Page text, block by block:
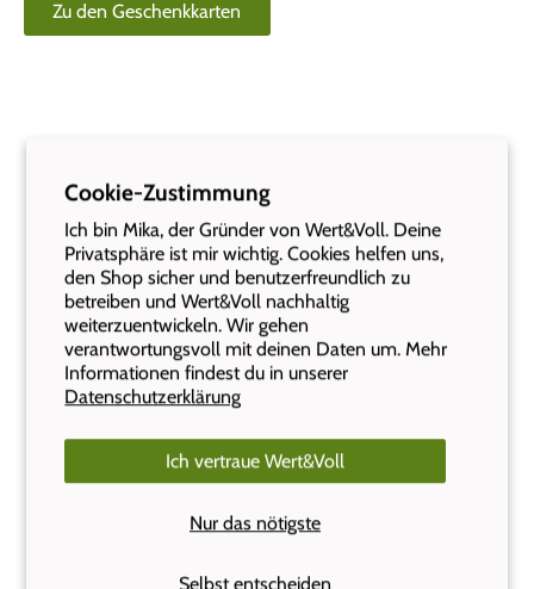
Cookie-Zustimmung
Ich bin Mika, der Gründer von Wert&Voll. Deine
Privatsphäre ist mir wichtig. Cookies helfen uns,
den Shop sicher und benutzerfreundlich zu
betreiben und Wert&Voll nachhaltig
weiterzuentwickeln. Wir gehen
verantwortungsvoll mit deinen Daten um. Mehr
Informationen findest du in unserer
Datenschutzerklärung
Selbst entscheiden
Ich vertraue Wert&Voll
Nur das nötigste
Zu den Geschenkkarten
Das sagen unsere Kunden:
Insgesamt 1007 Kundenfeedbacks
Mirjam
Geniale Boxen für unterwegs!
Ich kann Wert&Voll wärmstens
einwandfreier Lieferung. Bin sehr
Gerne wieder!